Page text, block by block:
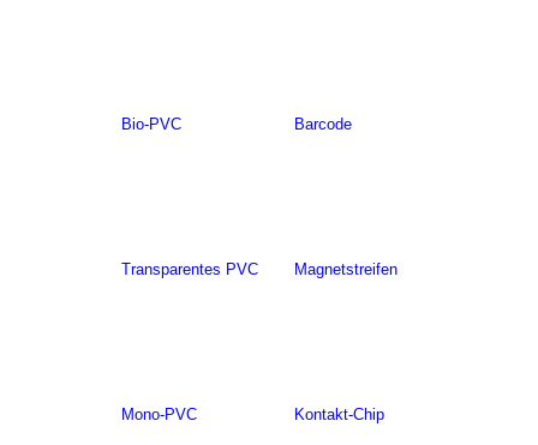
Bio-PVC
Transparentes PVC
Mono-PVC
Barcode
Magnetstreifen
Kontakt-Chip